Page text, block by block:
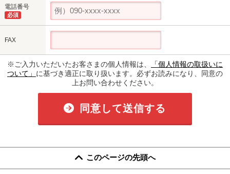
電話番号
必須
FAX
※ご入力いただいたお客さまの個人情報は、
「個人情報の取扱いに
ついて」 に基づき適正に取り扱います。必ずお読みになり、同意の
上お問い合わせください。
同意して送信する
このページの先頭へ